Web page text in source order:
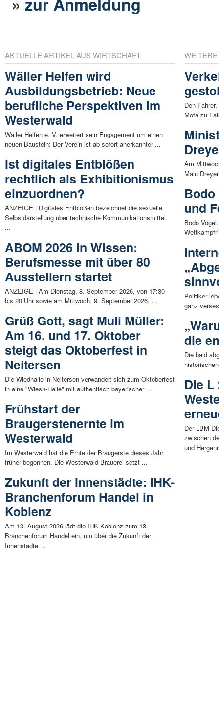
AKTUELLE ARTIKEL AUS WIRTSCHAFT
Wäller Helfen wird
Ausbildungsbetrieb: Neue
berufliche Perspektiven im
Westerwald
Wäller Helfen e. V. erweitert sein Engagement um einen
neuen Baustein: Der Verein ist ab sofort anerkannter ...
Ist digitales Entblößen
rechtlich als Exhibitionismus
einzuordnen?
ANZEIGE | Digitales Entblößen bezeichnet die sexuelle
Selbstdarstellung über technische Kommunikationsmittel.
...
ABOM 2026 in Wissen:
Berufsmesse mit über 80
Ausstellern startet
ANZEIGE | Am Dienstag, 8. September 2026, von 17:30
bis 20 Uhr sowie am Mittwoch, 9. September 2026, ...
Grüß Gott, sagt Muli Müller:
Am 16. und 17. Oktober
steigt das Oktoberfest in
Neitersen
Die Wiedhalle in Neitersen verwandelt sich zum Oktoberfest
in eine "Wiesn-Halle" mit authentisch bayerischer ...
Frühstart der
Braugerstenernte im
Westerwald
Im Westerwald hat die Ernte der Braugerste dieses Jahr
früher begonnen. Die Westerwald-Brauerei setzt ...
Zukunft der Innenstädte: IHK-
Branchenforum Handel in
Koblenz
Am 13. August 2026 lädt die IHK Koblenz zum 13.
Branchenforum Handel ein, um über die Zukunft der
Innenstädte ...
Den
Mofa zu
Am
Malu
und
Bodo
Politiker
ganz
die
Die bald
Die
Der LBM
zwischen
und